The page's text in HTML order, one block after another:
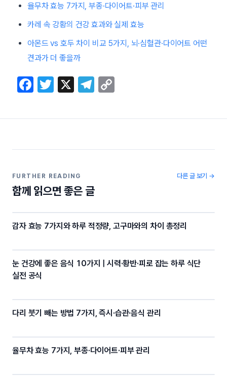
율무차 효능 7가지, 부종·다이어트·피부 관리
카레 속 강황의 건강 효과와 실제 효능
아몬드 vs 호두 차이 비교 5가지, 뇌·심혈관·다이어트 어떤
견과가 더 좋을까
F
c
b
o
k
T
itt
X
T
e
a
p
Li
FURTHER READING
함께 읽으면 좋은 글
다른 글 보기 →
감자 효능 7가지와 하루 적정량, 고구마와의 차이 총정리
눈 건강에 좋은 음식 10가지 | 시력·황반·피로 잡는 하루 식단
실전 공식
다리 붓기 빼는 방법 7가지, 즉시·습관·음식 관리
율무차 효능 7가지, 부종·다이어트·피부 관리